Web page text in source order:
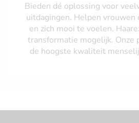
Bieden dé oplossing voor
uitdagingen. Helpen vrouwen
en zich mooi te voelen.
transformatie mogelijk. Onze
de hoogste kwaliteit